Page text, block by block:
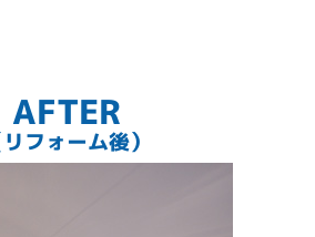
AFTER
リフォーム後）